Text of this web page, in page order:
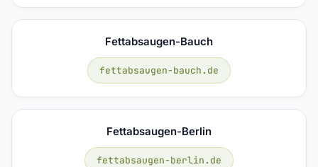
Fettabsaugen-Bauch
fettabsaugen-bauch.de
Fettabsaugen-Berlin
fettabsaugen-berlin.de